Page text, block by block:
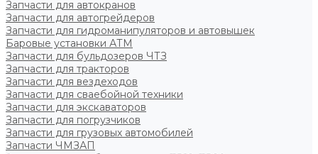
Запчасти для автокранов
Запчасти для автогрейдеров
Запчасти для гидроманипуляторов и автовышек
Баровые установки АТМ
Запчасти для бульдозеров ЧТЗ
Запчасти для тракторов
Запчасти для вездеходов
Запчасти для сваебойной техники
Запчасти для экскаваторов
Запчасти для погрузчиков
Запчасти для грузовых автомобилей
Запчасти ЧМЗАП